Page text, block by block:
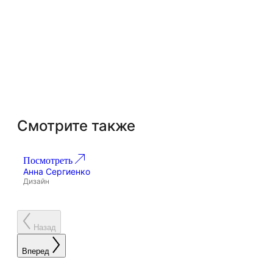
Смотрите также
Проект 268
Посмотреть
Анна Сергиенко
Дизайн
Назад
Вперед